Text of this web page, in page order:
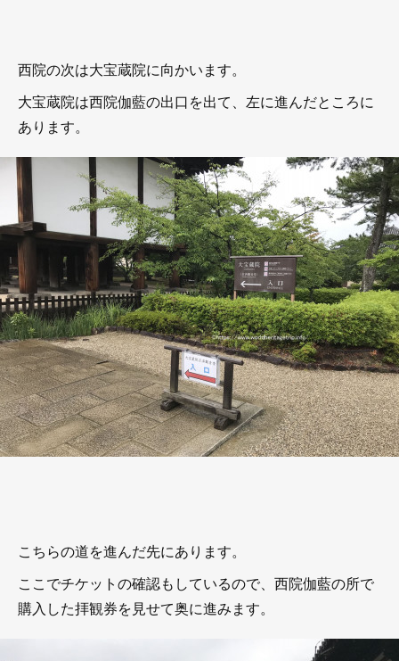
西院の次は大宝蔵院に向かいます。
大宝蔵院は西院伽藍の出口を出て、左に進んだところに
あります。
こちらの道を進んだ先にあります。
ここでチケットの確認もしているので、西院伽藍の所で
購入した拝観券を見せて奥に進みます。